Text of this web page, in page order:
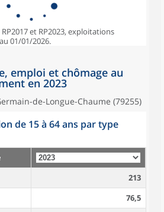
RP2017 et RP2023, exploitations
01/01/2026.
emploi et chômage au
en 2023
de-Longue-Chaume (79255)
de 15 à 64 ans par type
213
76,5